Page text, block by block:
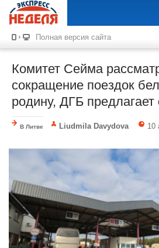
Полная версия сайта
Комитет Сейма
сокращение поездок
родину, ДГБ предлагает
В Литве Liudmila Davydova 10